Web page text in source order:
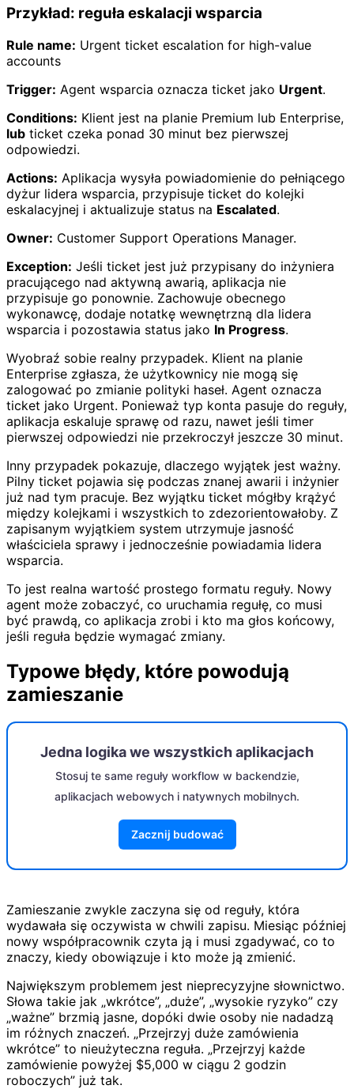
Przykład: reguła eskalacji wsparcia
Rule name: Urgent ticket escalation for high-value
accounts
Trigger: Agent wsparcia oznacza ticket jako Urgent.
Conditions: Klient jest na planie Premium lub Enterprise,
lub ticket czeka ponad 30 minut bez pierwszej
odpowiedzi.
Actions: Aplikacja wysyła powiadomienie do pełniącego
dyżur lidera wsparcia, przypisuje ticket do kolejki
eskalacyjnej i aktualizuje status na Escalated.
Owner: Customer Support Operations Manager.
Exception: Jeśli ticket jest już przypisany do inżyniera
pracującego nad aktywną awarią, aplikacja nie
przypisuje go ponownie. Zachowuje obecnego
wykonawcę, dodaje notatkę wewnętrzną dla lidera
wsparcia i pozostawia status jako In Progress.
Wyobraź sobie realny przypadek. Klient na planie
Enterprise zgłasza, że użytkownicy nie mogą się
zalogować po zmianie polityki haseł. Agent oznacza
ticket jako Urgent. Ponieważ typ konta pasuje do reguły,
aplikacja eskaluje sprawę od razu, nawet jeśli timer
pierwszej odpowiedzi nie przekroczył jeszcze 30 minut.
Inny przypadek pokazuje, dlaczego wyjątek jest ważny.
Pilny ticket pojawia się podczas znanej awarii i inżynier
już nad tym pracuje. Bez wyjątku ticket mógłby krążyć
między kolejkami i wszystkich to zdezorientowałoby. Z
zapisanym wyjątkiem system utrzymuje jasność
właściciela sprawy i jednocześnie powiadamia lidera
wsparcia.
To jest realna wartość prostego formatu reguły. Nowy
agent może zobaczyć, co uruchamia regułę, co musi
być prawdą, co aplikacja zrobi i kto ma głos końcowy,
jeśli reguła będzie wymagać zmiany.
Typowe błędy, które powodują
zamieszanie
Jedna logika we wszystkich aplikacjach
Stosuj te same reguły workflow w backendzie,
aplikacjach webowych i natywnych mobilnych.
Zacznij budować
Zamieszanie zwykle zaczyna się od reguły, która
wydawała się oczywista w chwili zapisu. Miesiąc później
nowy współpracownik czyta ją i musi zgadywać, co to
znaczy, kiedy obowiązuje i kto może ją zmienić.
Największym problemem jest nieprecyzyjne słownictwo.
Słowa takie jak „wkrótce”, „duże”, „wysokie ryzyko” czy
„ważne” brzmią jasne, dopóki dwie osoby nie nadadzą
im różnych znaczeń. „Przejrzyj duże zamówienia
wkrótce” to nieużyteczna reguła. „Przejrzyj każde
zamówienie powyżej $5,000 w ciągu 2 godzin
roboczych” już tak.